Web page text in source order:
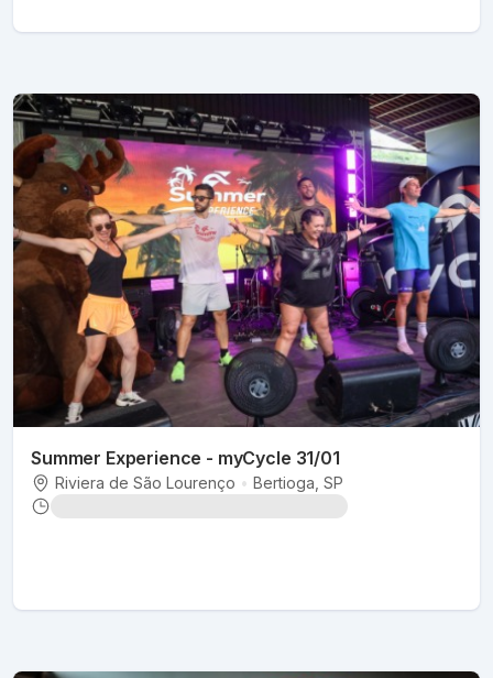
Summer Experience - myCycle 31/01
Riviera de São Lourenço • Bertioga , SP